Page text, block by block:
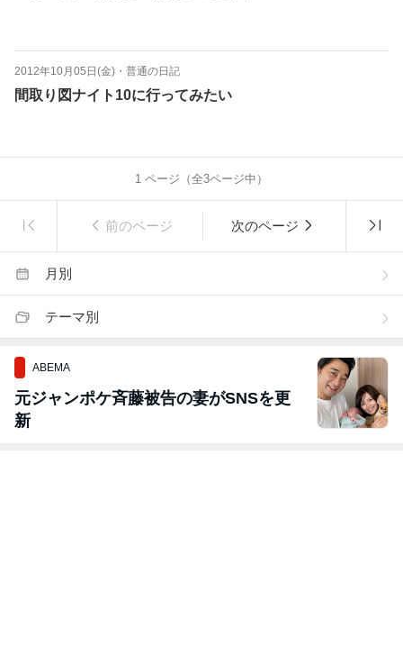
2012年10月05日(金) ・ 普通の日記
間取り図ナイト10に行ってみたい
1 ページ（全3ページ中）
前のページ 次のページ
月別
テーマ別
ABEMA
元ジャンポケ斉藤被告の妻がSNSを更
新